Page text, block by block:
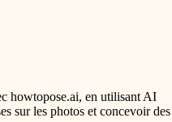
howtopose.ai, en utilisant AI
sur les photos et concevoir des